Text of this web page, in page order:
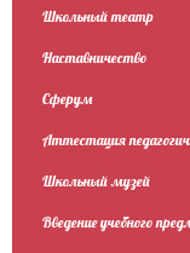
Школьный театр
Наставничество
Сферум
Аттестация
Школьный музей
Введение учебного